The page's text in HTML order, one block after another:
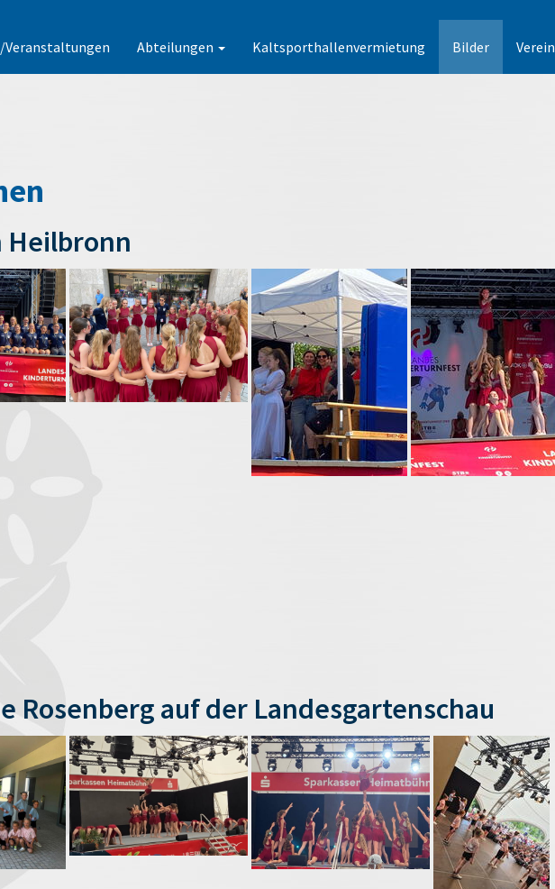
Abteilungen Kaltsporthallenvermietung Bilder Verein
Heilbronn
Rosenberg auf der Landesgartenschau